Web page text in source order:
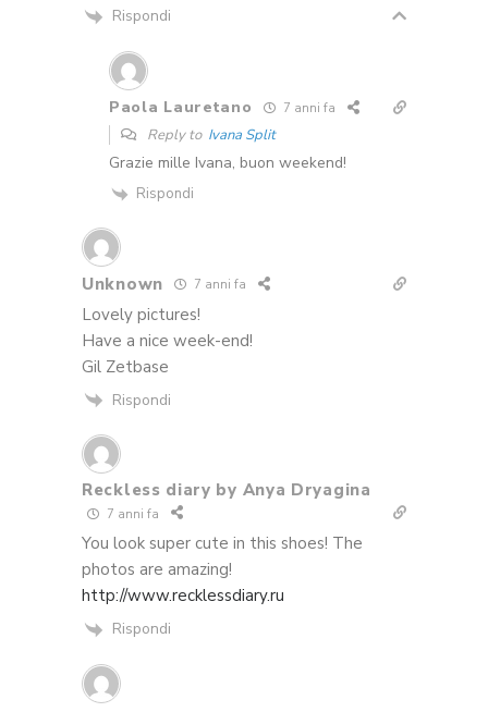
Rispondi
Paola Lauretano 7 anni fa
Reply to Ivana Split
Grazie mille Ivana, buon weekend!
Rispondi
Unknown 7 anni fa
Lovely pictures!
Have a nice week-end!
Gil Zetbase
Rispondi
Reckless diary by Anya Dryagina
7 anni fa
You look super cute in this shoes! The
photos are amazing!
http://www.recklessdiary.ru
Rispondi